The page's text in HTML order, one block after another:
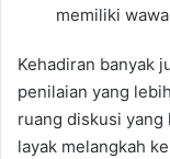
memiliki
Kehadiran banyak
penilaian yang
ruang diskusi yang
layak melangkah